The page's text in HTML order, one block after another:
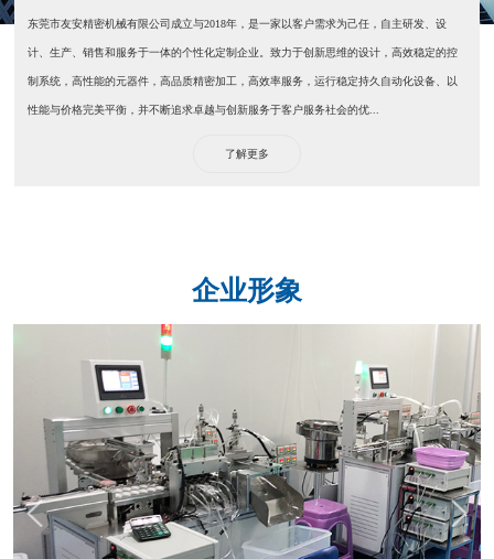
东莞市友安精密机械有限公司成立与2018年，是一家以客户需求为己任，自主研发、设
计、生产、销售和服务于一体的个性化定制企业。致力于创新思维的设计，高效稳定的控
制系统，高性能的元器件，高品质精密加工，高效率服务，运行稳定持久自动化设备、以
性能与价格完美平衡，并不断追求卓越与创新服务于客户服务社会的优...
了解更多
企业形象